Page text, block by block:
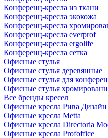
Конференц-кресла из ткани
Конференц-кресла экокожа
Конференц-кресла
Конференц-кресла everprof
Конференц-кресла ergolife
Конференц-кресла сетка
Офисные стулья
Офисные стулья деревянные
Офисные стулья для
Офисные стулья
Все бренды кресел
Офисные кресла Рива Дизайн
Офисные кресла Metta
Офисные кресла Directoria
Офисные кресла Profoffice